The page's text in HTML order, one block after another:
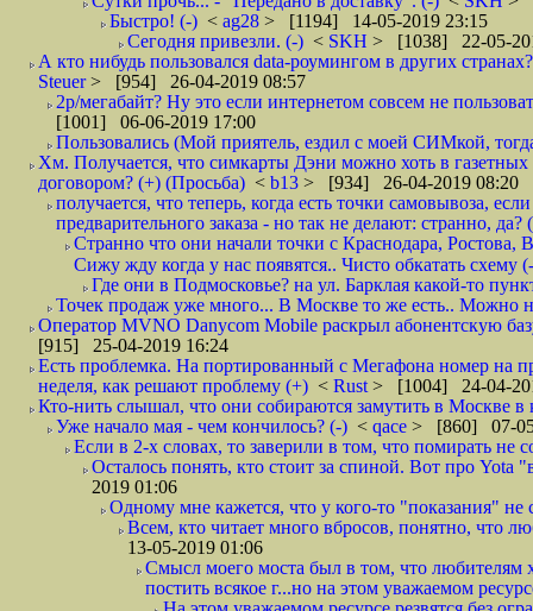
Быстро! (-) < ag28 > [1194] 14-05-2019 23:15
Сегодня привезли. (-) < SKH > [1038] 22-05-
А кто нибудь пользовался data-роумингом в других
Steuer> [954] 26-04-2019 08:57
2р/мегабайт? Ну это если интернетом совсем не
[1001] 06-06-2019 17:00
Пользовались (Мой приятель, ездил с моей СИМкой,
Хм. Получается, что симкарты Дэни можно хоть в газетных
договором? (+) (Просьба) < b13 > [934] 26-04-2019 08:20
получается, что теперь, когда есть точки самовывоза,
предварительного заказа - но так не делают: странно, да?
Странно что они начали точки с Краснодара,
Сижу жду когда у нас появятся.. Чисто обкатать схему
Где они в Подмосковье? на ул. Барклая какой-то
Точек продаж уже много... В Москве то же есть.. Можно
Оператор MVNO Danycom Mobile раскрыл абонентскую
[915] 25-04-2019 16:24
Есть проблемка. На портированный с Мегафона номер на
неделя, как решают проблему (+) < Rust > [1004] 24-04-
Кто-нить слышал, что они собираются замутить в Москве в
Уже начало мая - чем кончилось? (-) < qace > [860] 07-
Если в 2-х словах, то заверили в том, что помирать не
Осталось понять, кто стоит за спиной. Вот про Yota
2019 01:06
Одному мне кажется, что у кого-то "показания" не
Всем, кто читает много вбросов, понятно, что
13-05-2019 01:06
Смысл моего моста был в том, что любителям
постить всякое г...но на этом уважаемом